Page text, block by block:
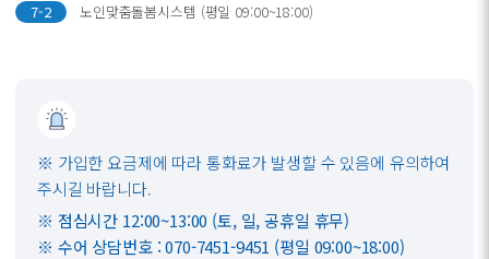
7-2
노인맞춤돌봄시스템 (평일 09:00~18:00)
※ 가입한 요금제에 따라 통화료가 발생할 수 있음에 유의하여
주시길 바랍니다.
※ 점심시간 12:00~13:00 (토, 일, 공휴일 휴무)
※ 수어 상담번호 : 070-7451-9451 (평일 09:00~18:00)